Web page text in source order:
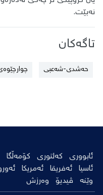
نەبێت.
تاگەکان
حەشدی-شەعبی
ئابووری کەلتوری
کۆمەڵگا
ئاسیا ئەفریقا ئەمریکا
وێنە
ڤیدیۆ وەرزش